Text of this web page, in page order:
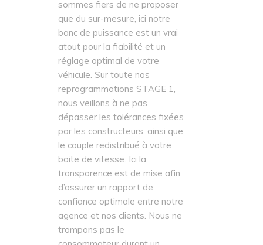
sommes fiers de ne proposer
que du sur-mesure, ici notre
banc de puissance est un vrai
atout pour la fiabilité et un
réglage optimal de votre
véhicule. Sur toute nos
reprogrammations STAGE 1,
nous veillons à ne pas
dépasser les tolérances fixées
par les constructeurs, ainsi que
le couple redistribué à votre
boite de vitesse. Ici la
transparence est de mise afin
d’assurer un rapport de
confiance optimale entre notre
agence et nos clients. Nous ne
trompons pas le